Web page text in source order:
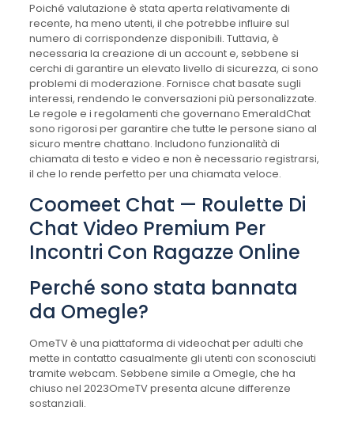
Poiché valutazione è stata aperta relativamente di
recente, ha meno utenti, il che potrebbe influire sul
numero di corrispondenze disponibili. Tuttavia, è
necessaria la creazione di un account e, sebbene si
cerchi di garantire un elevato livello di sicurezza, ci sono
problemi di moderazione. Fornisce chat basate sugli
interessi, rendendo le conversazioni più personalizzate.
Le regole e i regolamenti che governano EmeraldChat
sono rigorosi per garantire che tutte le persone siano al
sicuro mentre chattano. Includono funzionalità di
chiamata di testo e video e non è necessario registrarsi,
il che lo rende perfetto per una chiamata veloce.
Coomeet Chat — Roulette Di
Chat Video Premium Per
Incontri Con Ragazze Online
Perché sono stata bannata
da Omegle?
OmeTV è una piattaforma di videochat per adulti che
mette in contatto casualmente gli utenti con sconosciuti
tramite webcam. Sebbene simile a Omegle, che ha
chiuso nel 2023OmeTV presenta alcune differenze
sostanziali.